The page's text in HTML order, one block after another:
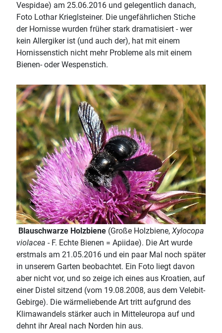
Vespidae) am 25.06.2016 und gelegentlich danach,
Foto Lothar Krieglsteiner. Die ungefährlichen Stiche
der Hornisse wurden früher stark dramatisiert - wer
kein Allergiker ist (und auch der), hat mit einem
Hornissenstich nicht mehr Probleme als mit einem
Bienen- oder Wespenstich.
Blauschwarze Holzbiene (Große Holzbiene, Xylocopa
violacea - F. Echte Bienen = Apiidae). Die Art wurde
erstmals am 21.05.2016 und ein paar Mal noch später
in unserem Garten beobachtet. Ein Foto liegt davon
aber nicht vor, und so zeige ich eines aus Kroatien, auf
einer Distel sitzend (vom 19.08.2008, aus dem Velebit-
Gebirge). Die wärmeliebende Art tritt aufgrund des
Klimawandels stärker auch in Mitteleuropa auf und
dehnt ihr Areal nach Norden hin aus.